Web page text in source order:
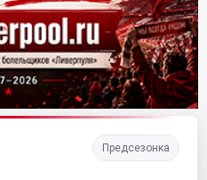
Предсезонка